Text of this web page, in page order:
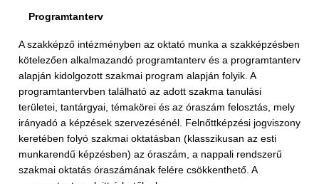
Programtanterv
A szakképző intézményben az oktató munka a szakképzésben
kötelezően alkalmazandó programtanterv és a programtanterv
alapján kidolgozott szakmai program alapján folyik. A
programtantervben található az adott szakma tanulási
területei, tantárgyai, témakörei és az óraszám felosztás, mely
irányadó a képzések szervezésénél. Felnőttképzési jogviszony
keretében folyó szakmai oktatásban (klasszikusan az esti
munkarendű képzésben) az óraszám, a nappali rendszerű
szakmai oktatás óraszámának felére csökkenthető. A